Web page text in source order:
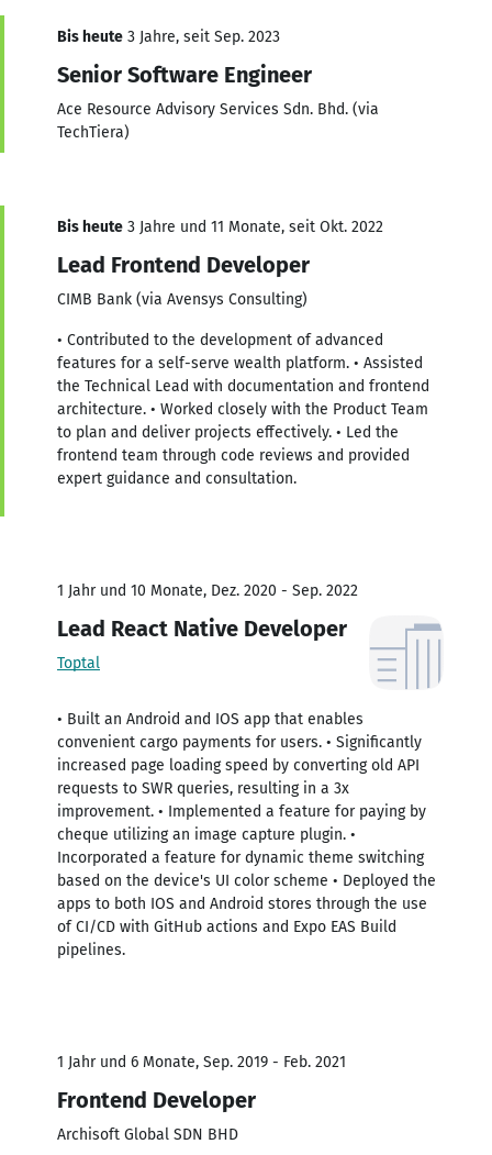
Bis heute 3 Jahre, seit Sep. 2023
Senior Software Engineer
Ace Resource Advisory Services Sdn. Bhd. (via
TechTiera)
Bis heute 3 Jahre und 11 Monate, seit Okt. 2022
Lead Frontend Developer
CIMB Bank (via Avensys Consulting)
• Contributed to the development of advanced
features for a self-serve wealth platform. • Assisted
the Technical Lead with documentation and frontend
architecture. • Worked closely with the Product Team
to plan and deliver projects effectively. • Led the
frontend team through code reviews and provided
expert guidance and consultation.
1 Jahr und 10 Monate, Dez. 2020 - Sep. 2022
Lead React Native Developer
Toptal
• Built an Android and IOS app that enables
convenient cargo payments for users. • Significantly
increased page loading speed by converting old API
requests to SWR queries, resulting in a 3x
improvement. • Implemented a feature for paying by
cheque utilizing an image capture plugin. •
Incorporated a feature for dynamic theme switching
based on the device's UI color scheme • Deployed the
apps to both IOS and Android stores through the use
of CI/CD with GitHub actions and Expo EAS Build
pipelines.
1 Jahr und 6 Monate, Sep. 2019 - Feb. 2021
Frontend Developer
Archisoft Global SDN BHD